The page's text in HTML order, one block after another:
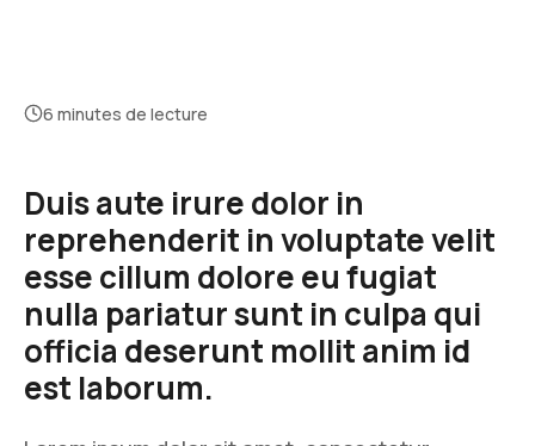
6 minutes de lecture
Duis aute irure dolor in
reprehenderit in voluptate velit
esse cillum dolore eu fugiat
nulla pariatur sunt in culpa qui
officia deserunt mollit anim id
est laborum.